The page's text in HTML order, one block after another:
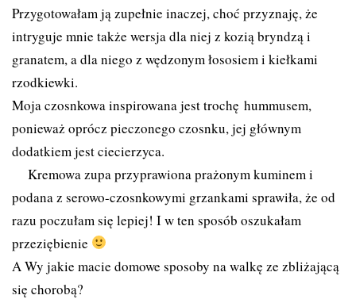
Przygotowałam ją zupełnie inaczej, choć przyznaję, że
intryguje mnie także wersja dla niej z kozią bryndzą i
granatem, a dla niego z wędzonym łososiem i kiełkami
rzodkiewki.
Moja czosnkowa inspirowana jest trochę hummusem,
ponieważ oprócz pieczonego czosnku, jej głównym
dodatkiem jest ciecierzyca.
Kremowa zupa przyprawiona prażonym kuminem i
podana z serowo-czosnkowymi grzankami sprawiła, że od
razu poczułam się lepiej! I w ten sposób oszukałam
przeziębienie
A Wy jakie macie domowe sposoby na walkę ze zbliżającą
się chorobą?